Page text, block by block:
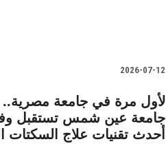
2026-07-12
لأول مرة في جامعة مصرية..
جامعة عين شمس تستقبل
أحدث تقنيات علاج السكتات